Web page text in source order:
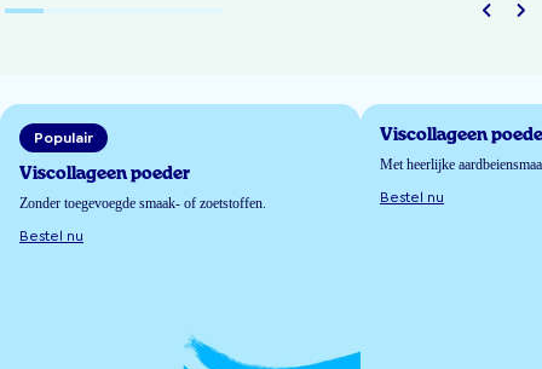
Populair
Viscollageen poeder
Zonder toegevoegde smaak- of zoetstoffen.
Bestel nu
Viscollageen
Met heerlijke
Bestel nu